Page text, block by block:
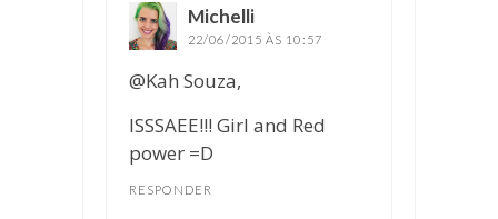
Michelli
22/06/2015 ÀS 10:57
@Kah Souza,
ISSSAEE!!! Girl and Red
power =D
RESPONDER